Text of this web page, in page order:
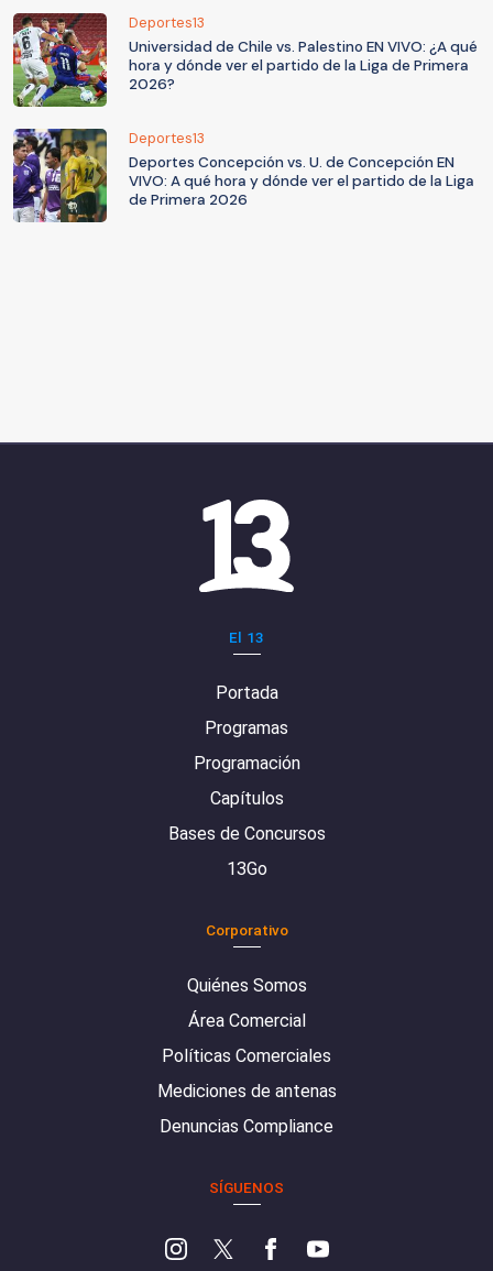
Deportes13
Universidad de Chile vs. Palestino EN VIVO: ¿A qué
hora y dónde ver el partido de la Liga de Primera
2026?
Deportes13
Deportes Concepción vs. U. de Concepción EN
VIVO: A qué hora y dónde ver el partido de la Liga
de Primera 2026
El 13
Portada
Programas
Programación
Capítulos
Bases de Concursos
13Go
Corporativo
Quiénes Somos
Área Comercial
Políticas Comerciales
Mediciones de antenas
Denuncias Compliance
SÍGUENOS